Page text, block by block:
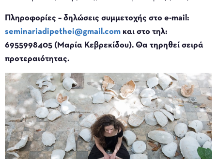
Πληροφορίες – δηλώσεις συμμετοχής στο e-mail:
seminariadipethei@gmail.com και στο τηλ:
6955998405 (Μαρία Κεβρεκίδου). Θα τηρηθεί σειρά
προτεραιότητας.